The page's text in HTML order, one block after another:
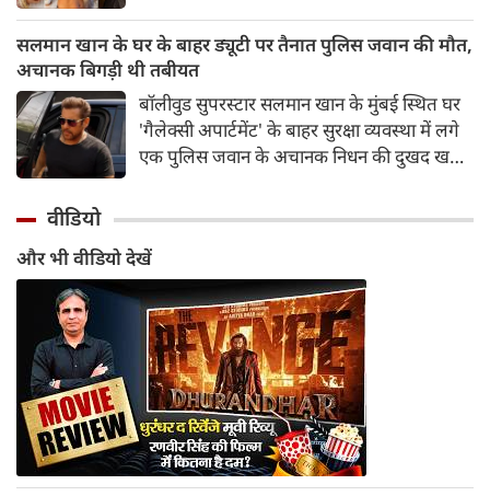
अक्सर सोशल मीडिया पर उनके साथ बिताए
खूबसूरत पल फैंस के साथ शेयर करती हैं। फिलहाल
'वर्ल्ड कैट डे' के मौके पर आइए जानते हैं उन पांच
अभिनेत्रियों के बारे में, जो गर्व से खुद को 'कैट मॉम'
कहती हैं।
सलमान खान के घर के बाहर ड्यूटी पर तैनात पुलिस जवान की मौत,
अचानक बिगड़ी थी तबीयत
बॉलीवुड सुपरस्टार सलमान खान के मुंबई स्थित घर
'गैलेक्सी अपार्टमेंट' के बाहर सुरक्षा व्यवस्था में लगे
एक पुलिस जवान के अचानक निधन की दुखद खबर
कार्यरत थे और इससे पहले भारतीय सेना में भी
अपनी सेवाएं दे चुके थे।
वीडियो
और भी वीडियो देखें